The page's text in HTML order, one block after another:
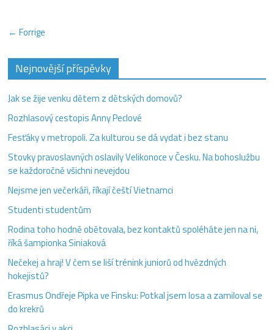
← Forrige
Nejnovější příspěvky
Jak se žije venku dětem z dětských domovů?
Rozhlasový cestopis Anny Peclové
Fesťáky v metropoli. Za kulturou se dá vydat i bez stanu
Stovky pravoslavných oslavily Velikonoce v Česku. Na bohoslužbu
se každoročně všichni nevejdou
Nejsme jen večerkáři, říkají čeští Vietnamci
Studenti studentům
Rodina toho hodně obětovala, bez kontaktů spoléháte jen na ni,
říká šampionka Siniaková
Nečekej a hraj! V čem se liší trénink juniorů od hvězdných
hokejistů?
Erasmus Ondřeje Pipka ve Finsku: Potkal jsem losa a zamiloval se
do krekrů